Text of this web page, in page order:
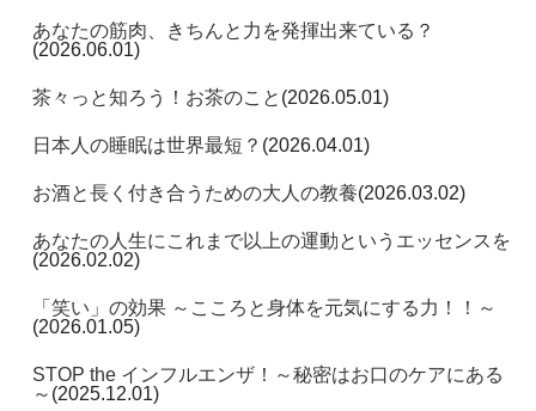
あなたの筋肉、きちんと力を発揮出来ている？
(2026.06.01)
茶々っと知ろう！お茶のこと (2026.05.01)
日本人の睡眠は世界最短？ (2026.04.01)
お酒と長く付き合うための大人の教養(2026.03.02)
あなたの人生にこれまで以上の運動というエッセンスを
(2026.02.02)
「笑い」の効果 ～こころと身体を元気にする力！！～
(2026.01.05)
STOP the インフルエンザ！～秘密はお口のケアにある
～ (2025.12.01)